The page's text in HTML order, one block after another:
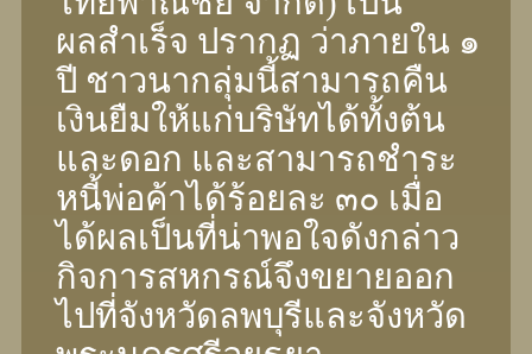
ผลสําเร็จ ปรากฏ ว่าภายใน ๑
ปี ชาวนากลุ่มนี้สามารถคืน
เงินยืมให้แก่บริษัทได้ทั้งต้น
และดอก และสามารถชําระ
หนี้พ่อค้าได้ร้อยละ ๓๐ เมื่อ
ได้ผลเป็นที่น่าพอใจดังกล่าว
กิจการสหกรณ์จึงขยายออก
ไปที่จังหวัดลพบุรีและจังหวัด